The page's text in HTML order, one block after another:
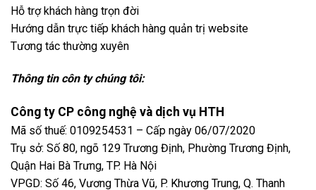
Hỗ trợ khách hàng trọn đời
Hướng dẫn trực tiếp khách hàng quản trị website
Tương tác thường xuyên
Thông tin côn ty chúng tôi:
Công ty CP công nghệ và dịch vụ HTH
Mã số thuế: 0109254531 – Cấp ngày 06/07/2020
Trụ sở: Số 80, ngõ 129 Trương Định, Phường Trương Định,
Quận Hai Bà Trưng, TP. Hà Nội
VPGD: Số 46, Vương Thừa Vũ, P. Khương Trung, Q. Thanh